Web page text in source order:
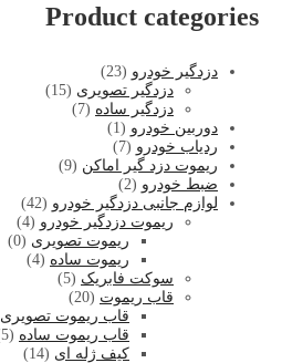
Product categories
دزدگیر خودرو (23)
دزدگیر تصویری (15)
دزدگیر ساده (7)
دوربین خودرو (1)
ردیاب خودرو (7)
ریموت دزد گیر اماکن (9)
ضبط خودرو (2)
لوازم جانبی دزدگیر خودرو (42)
ریموت دزدگیر خودرو (4)
ریموت تصویری (0)
ریموت ساده (4)
سوکت فابریک (5)
قاب ریموت (20)
قاب ریموت تصویری
قاب ریموت ساده (5)
کیف ژله ای (14)